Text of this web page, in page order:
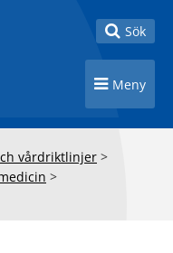
Toggle
Sök
Toggle
Meny
vårdriktlinjer >
>